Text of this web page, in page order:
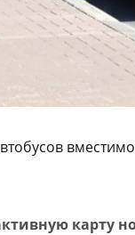
карту